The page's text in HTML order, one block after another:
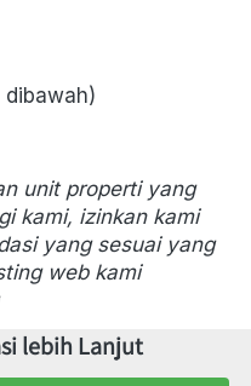
unit properti yang
kami, izinkan kami
yang sesuai yang
web kami
lebih Lanjut